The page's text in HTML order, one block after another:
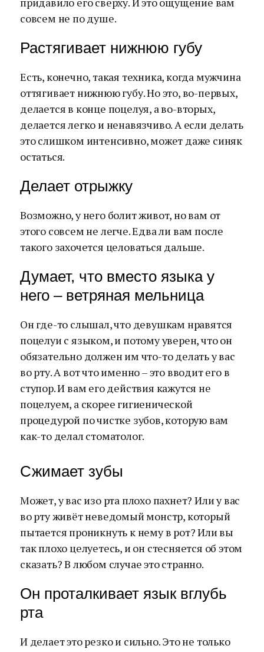
совсем не по душе.
Растягивает нижнюю губу
Есть, конечно, такая техника, когда мужчина
оттягивает нижнюю губу. Но это, во-первых,
делается в конце поцелуя, а во-вторых,
делается легко и ненавязчиво. А если делать
это слишком интенсивно, может даже синяк
остаться.
Делает отрыжку
Возможно, у него болит живот, но вам от
этого совсем не легче. Едва ли вам после
такого захочется целоваться дальше.
Думает, что вместо языка у
него – ветряная мельница
Он где-то слышал, что девушкам нравятся
поцелуи с языком, и потому уверен, что он
обязательно должен им что-то делать у вас
во рту. А вот что именно – это вводит его в
ступор. И вам его действия кажутся не
поцелуем, а скорее гигиенической
процедурой по чистке зубов, которую вам
как-то делал стоматолог.
Сжимает зубы
Может, у вас изо рта плохо пахнет? Или у вас
во рту живёт неведомый монстр, который
пытается проникнуть к нему в рот? Или вы
так плохо целуетесь, и он стесняется об этом
сказать? В любом случае это странно.
Он проталкивает язык вглубь
рта
И делает это резко и сильно. Это не только